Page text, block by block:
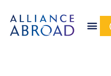
conteúdo
para